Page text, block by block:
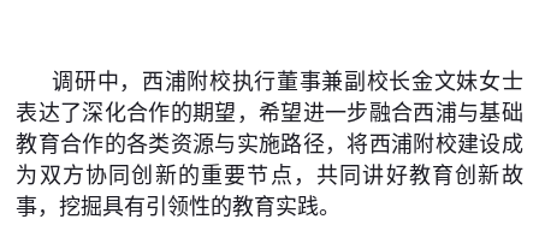
调研中，西浦附校执行董事兼副校长金文妹女士
表达了深化合作的期望，希望进一步融合西浦与基础
教育合作的各类资源与实施路径，将西浦附校建设成
为双方协同创新的重要节点，共同讲好教育创新故
事，挖掘具有引领性的教育实践。